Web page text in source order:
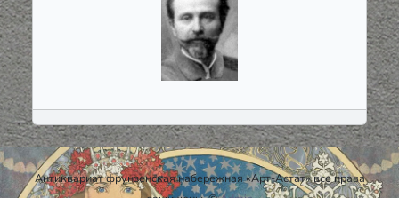
Антиквариат фрунзенская набережная «Арт-Астат» все права